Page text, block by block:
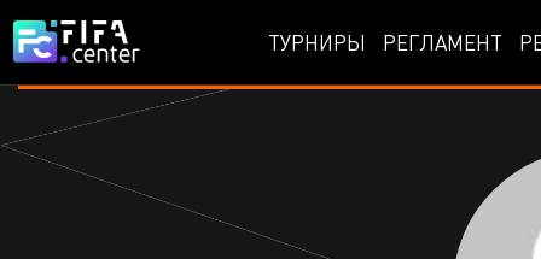
ТУРНИРЫ РЕГЛАМЕНТ